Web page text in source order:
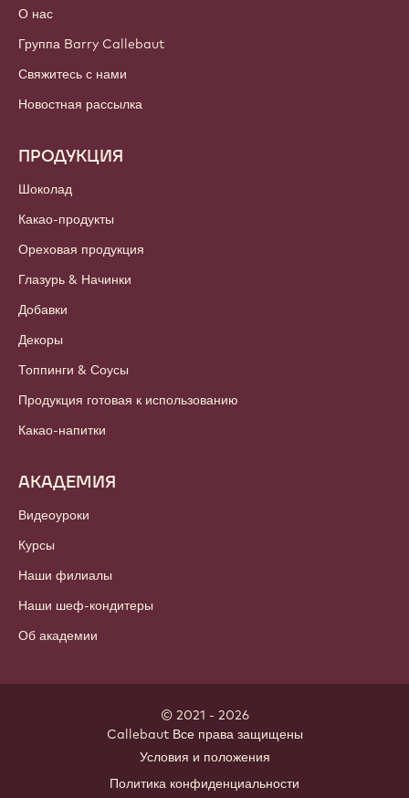
О нас
Группа Barry Callebaut
Свяжитесь с нами
Новостная рассылка
ПРОДУКЦИЯ
Шоколад
Какао-продукты
Ореховая продукция
Глазурь & Начинки
Добавки
Декоры
Топпинги & Соусы
Продукция готовая к использованию
Какао-напитки
АКАДЕМИЯ
Видеоуроки
Курсы
Наши филиалы
Наши шеф-кондитеры
Об академии
© 2021 - 2026
Callebaut. Все права защищены
Условия и положения
Политика конфиденциальности